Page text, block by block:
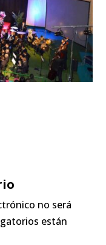
no será
están